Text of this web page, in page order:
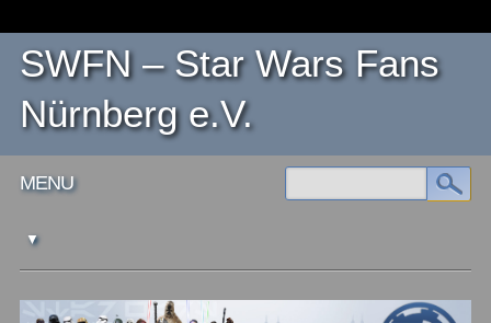
SWFN – Star Wars Fans
Nürnberg e.V.
Main menu
MENU